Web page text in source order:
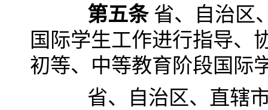
第五条省、自治区
国际学生工作进行指导、
初等、中等教育阶段国际
省、自治区、直辖市